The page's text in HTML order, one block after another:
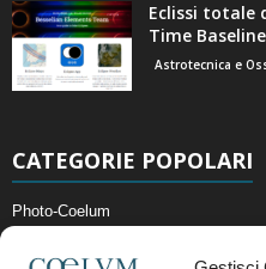
Eclissi totale
Time
Astrotecnica e
CATEGORIE POPOLARI
Photo-Coelum